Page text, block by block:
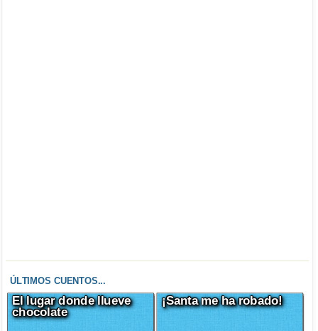
ÚLTIMOS CUENTOS...
El lugar donde llueve
chocolate
¡Santa me ha robado!